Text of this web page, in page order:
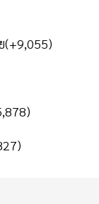
(+9,055)